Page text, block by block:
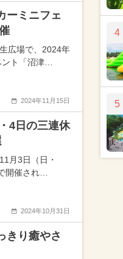
ーミニフェ
広場で、2024年
ト「沼津…
2024年11月15日
4日の三連休
月3日（日・
開催され…
2024年10月31日
きり癒やさ
4
5